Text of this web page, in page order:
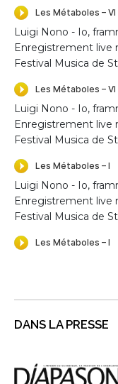
Luigi Nono - Io,
Enregistrement live
Festival Musica de
Luigi Nono - Io,
Enregistrement live
Festival Musica de
Luigi Nono - Io,
Enregistrement live
Festival Musica de
DANS LA PRESSE